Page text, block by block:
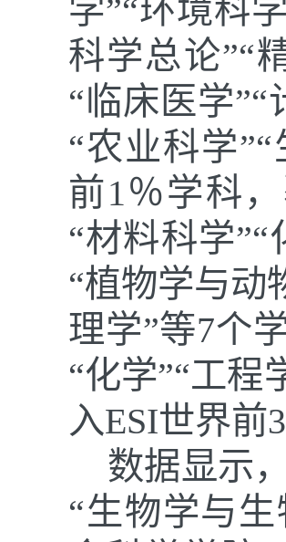
学”“环境科
科学总论”“
“临床医学
“农业科学
前1％学科
“材料科学
“植物学与动
理学”等7个
“化学”“工程
入ESI世界前
数据显示
“生物学与